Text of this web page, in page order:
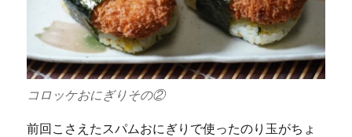
コロッケおにぎりその②
前回こさえたスパムおにぎりで使ったのり玉がちょ